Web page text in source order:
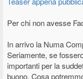
Per chi non avesse
In arrivo la Numa
Seriamente, se
importanti per la
buono. Cosa